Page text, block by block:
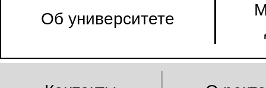
Об университете